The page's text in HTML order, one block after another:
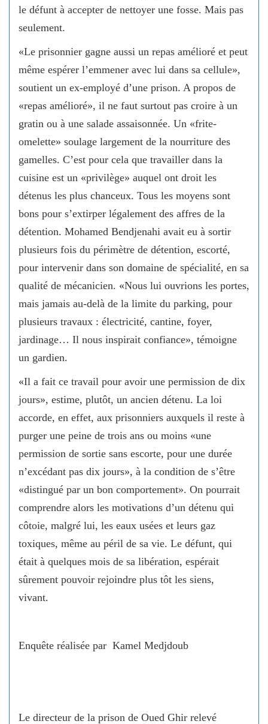
le défunt à accepter de nettoyer une fosse. Mais pas
seulement.
«Le prisonnier gagne aussi un repas amélioré et peut
même espérer l’emmener avec lui dans sa cellule»,
soutient un ex-employé d’une prison. A propos de
«repas amélioré», il ne faut surtout pas croire à un
gratin ou à une salade assaisonnée. Un «frite-
omelette» soulage largement de la nourriture des
gamelles. C’est pour cela que travailler dans la
cuisine est un «privilège» auquel ont droit les
détenus les plus chanceux. Tous les moyens sont
bons pour s’extirper légalement des affres de la
détention. Mohamed Bendjenahi avait eu à sortir
plusieurs fois du périmètre de détention, escorté,
pour intervenir dans son domaine de spécialité, en sa
qualité de mécanicien. «Nous lui ouvrions les portes,
mais jamais au-delà de la limite du parking, pour
plusieurs travaux : électricité, cantine, foyer,
jardinage… Il nous inspirait confiance», témoigne
un gardien.
«Il a fait ce travail pour avoir une permission de dix
jours», estime, plutôt, un ancien détenu. La loi
accorde, en effet, aux prisonniers auxquels il reste à
purger une peine de trois ans ou moins «une
permission de sortie sans escorte, pour une durée
n’excédant pas dix jours», à la condition de s’être
«distingué par un bon comportement». On pourrait
comprendre alors les motivations d’un détenu qui
côtoie, malgré lui, les eaux usées et leurs gaz
toxiques, même au péril de sa vie. Le défunt, qui
était à quelques mois de sa libération, espérait
sûrement pouvoir rejoindre plus tôt les siens,
vivant.
Enquête réalisée par Kamel Medjdoub
Le directeur de la prison de Oued Ghir relevé